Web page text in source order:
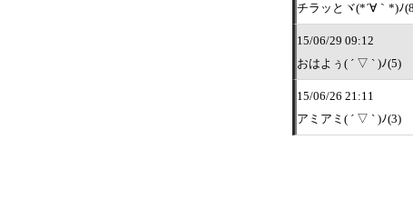
チラッとヾ(*´∀｀*)ﾉ
15/06/29 09:12
おはよぅ( ´ ▽ ` )ﾉ(5)
15/06/26 21:11
アミアミ( ´ ▽ ` )ﾉ(3)